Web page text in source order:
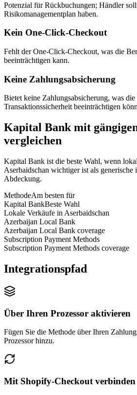
Potenzial für Rückbuchungen; Händler
Risikomanagementplan haben.
Kein One-Click-Checkout
Fehlt der One-Click-Checkout, was die
beeinträchtigen kann.
Keine Zahlungsabsicherung
Bietet keine Zahlungsabsicherung, was
Transaktionssicherheit beeinträchtigen
Kapital Bank mit
vergleichen
Kapital Bank ist die beste Wahl, wenn
Aserbaidschan wichtiger ist als generische
Abdeckung.
MethodeAm besten für
Kapital BankBeste Wahl
Lokale Verkäufe in Aserbaidschan
Azerbaijan Local Bank
Azerbaijan Local Bank coverage
Subscription Payment Methods
Subscription Payment Methods coverage
Integrationspfad
Über Ihren Prozessor aktivieren
Fügen Sie die Methode über Ihren
Prozessor hinzu.
Mit Shopify-Checkout verbinden